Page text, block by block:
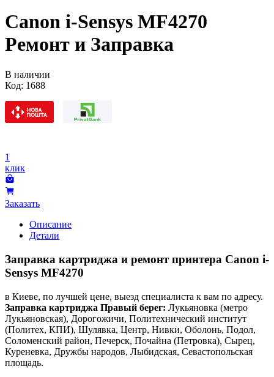
Canon i-Sensys MF4270
Ремонт и Заправка
В наличии
Код: 1688
1
клик
Заказать
Описание
Детали
Заправка картриджа и ремонт принтера Canon i-
Sensys MF4270
в Киеве, по лучшей цене, выезд специалиста к вам по адресу.
Заправка картриджа Правый берег: Лукьяновка (метро
Лукьяновская), Дорогожичи, Политехнический институт
(Политех, КПИ), Шулявка, Центр, Нивки, Оболонь, Подол,
Соломенский район, Печерск, Почайна (Петровка), Сырец,
Куреневка, Дружбы народов, Лыбидская, Севастопольская
площадь.